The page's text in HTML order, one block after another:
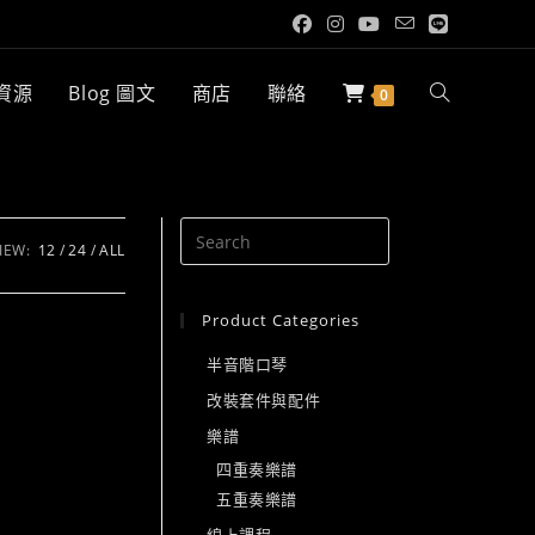
源 Blog 圖文 商店 聯絡 0 Toggle
12 24 ALL
Product Categories
半音階口琴
改裝套件與配件
樂譜
四重奏樂譜
五重奏樂譜